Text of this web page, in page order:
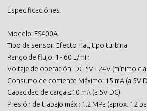
Especificaciónes:
Modelo: FS400A
Tipo de sensor: Efecto Hall, tipo turbina
Rango de flujo: 1 - 60 L/min
Voltaje de operación: DC 5V - 24V (mínimo
Consumo de corriente Máximo: 15 mA (a 5V
Capacidad de carga ≤10 mA (a 5V DC)
Presión de trabajo máx.: 1.2 MPa (aprox. 12